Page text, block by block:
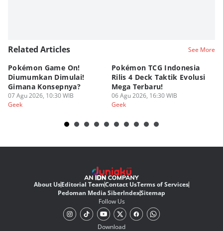
Related Articles See More
Pokémon Game On!
Diumumkan Dimulai!
Gimana Konsepnya?
07 Agu 2026, 10:30 WIB
Geek
Pokémon TCG Indonesia
Rilis 4 Deck Taktik Evolusi
Mega Terbaru!
06 Agu 2026, 16:30 WIB
Geek
About UsEditorial TeamContact UsTerms of Services
Pedoman Media SiberIndexSitemap
Follow Us
Download